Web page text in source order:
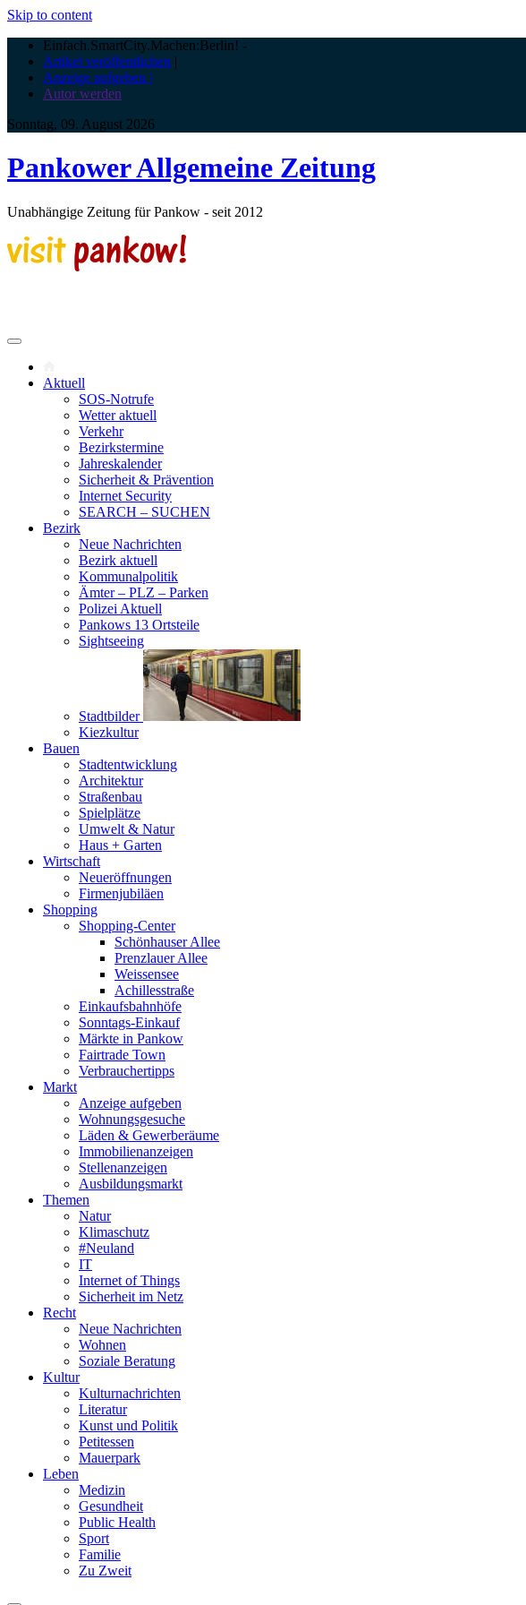
Skip to content
Einfach.SmartCity.Machen:Berlin! -
Artikel veröffentlichen |
Anzeige aufgeben |
Autor werden
Sonntag, 09. August 2026
Pankower Allgemeine Zeitung
Unabhängige Zeitung für Pankow - seit 2012
Aktuell
SOS-Notrufe
Wetter aktuell
Verkehr
Bezirkstermine
Jahreskalender
Sicherheit & Prävention
Internet Security
SEARCH – SUCHEN
Bezirk
Neue Nachrichten
Bezirk aktuell
Kommunalpolitik
Ämter – PLZ – Parken
Polizei Aktuell
Pankows 13 Ortsteile
Sightseeing
Stadtbilder
Kiezkultur
Bauen
Stadtentwicklung
Architektur
Straßenbau
Spielplätze
Umwelt & Natur
Haus + Garten
Wirtschaft
Neueröffnungen
Firmenjubiläen
Shopping
Shopping-Center
Schönhauser Allee
Prenzlauer Allee
Weissensee
Achillesstraße
Einkaufsbahnhöfe
Sonntags-Einkauf
Märkte in Pankow
Fairtrade Town
Verbrauchertipps
Markt
Anzeige aufgeben
Wohnungsgesuche
Läden & Gewerberäume
Immobilienanzeigen
Stellenanzeigen
Ausbildungsmarkt
Themen
Natur
Klimaschutz
#Neuland
IT
Internet of Things
Sicherheit im Netz
Recht
Neue Nachrichten
Wohnen
Soziale Beratung
Kultur
Kulturnachrichten
Literatur
Kunst und Politik
Petitessen
Mauerpark
Leben
Medizin
Gesundheit
Public Health
Sport
Familie
Zu Zweit